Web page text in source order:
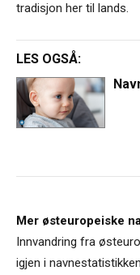
tradisjon her til lands.
LES OGSÅ:
Mer østeuropeiske
Innvandring fra
igjen i